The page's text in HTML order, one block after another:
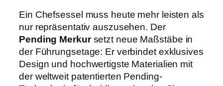
Ein Chefsessel muss heute mehr leisten als
nur repräsentativ auszusehen. Der
Pending Merkursetzt neue Maßstäbe in
der Führungsetage: Er verbindet exklusives
Design und hochwertigste Materialien mit
der weltweit patentierten Pending-